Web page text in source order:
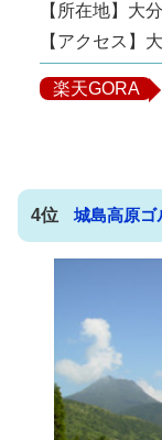
【所在地】大
【アクセス】
楽天GORA
4位 城島高原ゴ